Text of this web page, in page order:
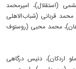
(استقلال)، امیرمحمد
محمد قربانی (شباب‌الاهلی
محمد محبی (روستوف
اردکان)، دنیس درگاهی